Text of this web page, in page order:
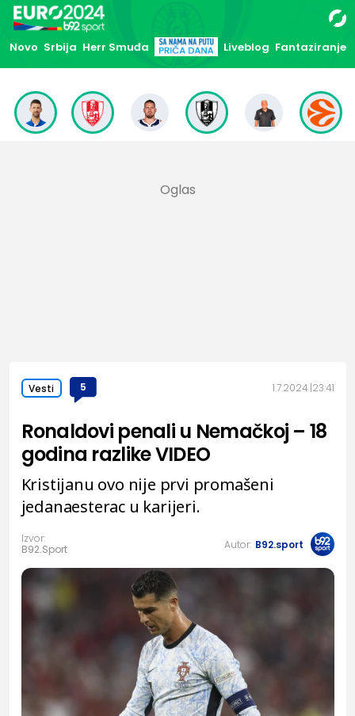
Novo Srbija Herr Smuđa Liveblog Fantaziranje
Vesti 5 1.7.2024. 23:41
Ronaldovi penali u Nemačkoj – 18
godina razlike VIDEO
Kristijanu ovo nije prvi promašeni
jedanaesterac u karijeri.
Izvor:
B92.Sport
Autor: B92.sport